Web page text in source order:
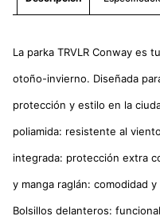
La parka TRVLR Conway es
otoño-invierno. Diseñada
protección y estilo en la
poliamida: resistente al
integrada: protección extra
y manga raglán: comodidad
Bolsillos delanteros: